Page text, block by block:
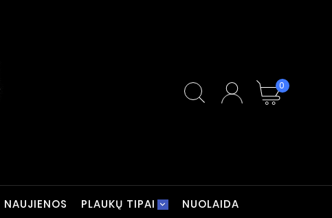
0
NAUJIENOS PLAUKŲ TIPAI NUOLAIDA